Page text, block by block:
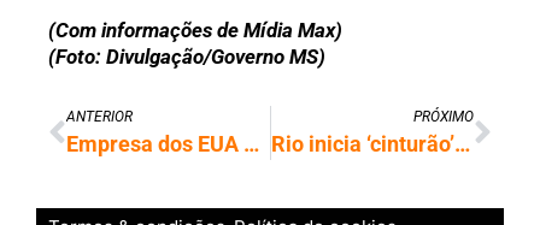
(Com informações de Mídia Max)
(Foto: Divulgação/Governo MS)
ANTERIOR
Empresa dos EUA cria ‘soldado robô’ capaz de atuar em missões militares
PRÓXIMO
Rio inicia ‘cinturão’ tecnológico para monitorar veículos em tempo real